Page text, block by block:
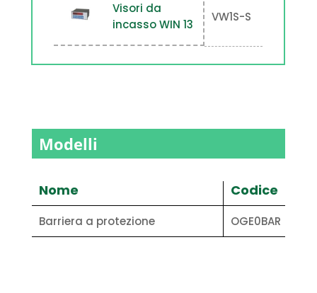
Visori da
incasso WIN 13
VW1S-S
Modelli
Nome Codice
Barriera a protezione OGE0BAR